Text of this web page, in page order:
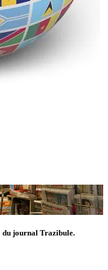
du journal Trazibule.